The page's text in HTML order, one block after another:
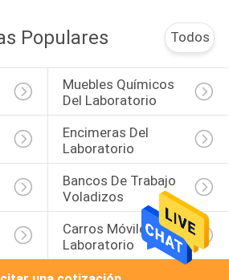
Populares Todos
Muebles Químicos
Del Laboratorio
Encimeras Del
Laboratorio
Bancos De Trabajo
Voladizos
Carros Móviles Del
Laboratorio